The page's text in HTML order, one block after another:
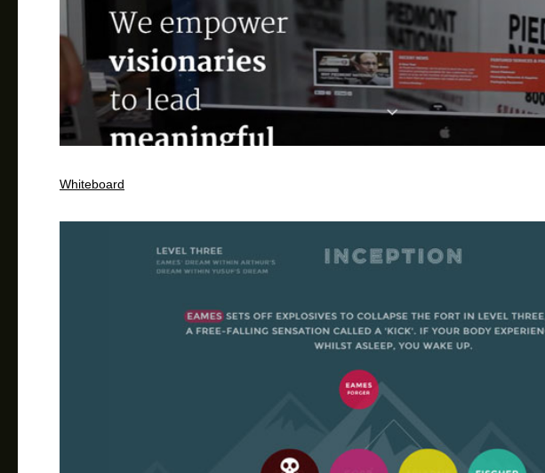
Whiteboard